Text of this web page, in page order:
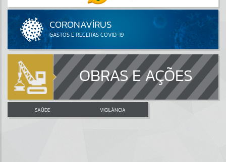
OBRAS E AÇÕES
SAÚDE VIGILÂNCIA